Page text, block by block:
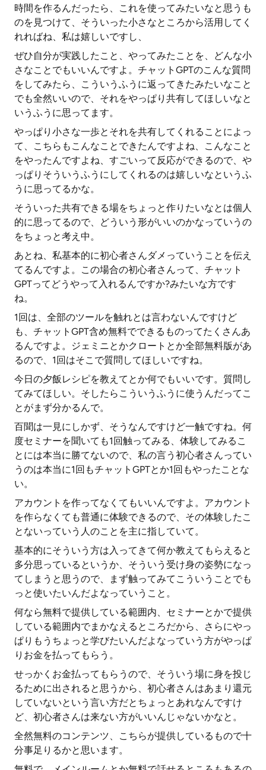
時間を作るんだったら、これを使ってみたいなと思うも
のを見つけて、そういった小さなところから活用してく
れればね、私は嬉しいですし、
ぜひ自分が実践したこと、やってみたことを、どんな小
さなことでもいいんですよ。チャットGPTのこんな質問
をしてみたら、こういうふうに返ってきたみたいなこと
でも全然いいので、それをやっぱり共有してほしいなと
いうふうに思ってます。
やっぱり小さな一歩とそれを共有してくれることによっ
て、こちらもこんなことできたんですよね、こんなこと
をやったんですよね、すごいって反応ができるので、や
っぱりそういうふうにしてくれるのは嬉しいなというふ
うに思ってるかな。
そういった共有できる場をちょっと作りたいなとは個人
的に思ってるので、どういう形がいいのかなっていうの
をちょっと考え中。
あとね、私基本的に初心者さんダメっていうことを伝え
てるんですよ。この場合の初心者さんって、チャット
GPTってどうやって入れるんですか?みたいな方です
ね。
1回は、全部のツールを触れとは言わないんですけど
も、チャットGPT含め無料でできるものってたくさんあ
るんですよ。ジェミニとかクロートとか全部無料版があ
るので、1回はそこで質問してほしいですね。
今日の夕飯レシピを教えてとか何でもいいです。質問し
てみてほしい。そしたらこういうふうに使うんだってこ
とがまず分かるんで。
百聞は一見にしかず、そうなんですけど一触ですね。何
度セミナーを聞いても1回触ってみる、体験してみるこ
とには本当に勝てないので、私の言う初心者さんってい
うのは本当に1回もチャットGPTとか1回もやったことな
い。
アカウントを作ってなくてもいいんですよ。アカウント
を作らなくても普通に体験できるので、その体験したこ
とないっていう人のことを主に指していて。
基本的にそういう方は入ってきて何か教えてもらえると
多分思っているというか、そういう受け身の姿勢になっ
てしまうと思うので、まず触ってみてこういうことでも
っと使いたいんだよなっていうこと。
何なら無料で提供している範囲内、セミナーとかで提供
している範囲内でまかなえるところだから、さらにやっ
ぱりもうちょっと学びたいんだよなっていう方がやっぱ
りお金を払ってもらう。
せっかくお金払ってもらうので、そういう場に身を投じ
るために出されると思うから、初心者さんはあまり還元
していないという言い方だとちょっとあれなんですけ
ど、初心者さんは来ない方がいいんじゃないかなと。
全然無料のコンテンツ、こちらが提供しているもので十
分事足りるかと思います。